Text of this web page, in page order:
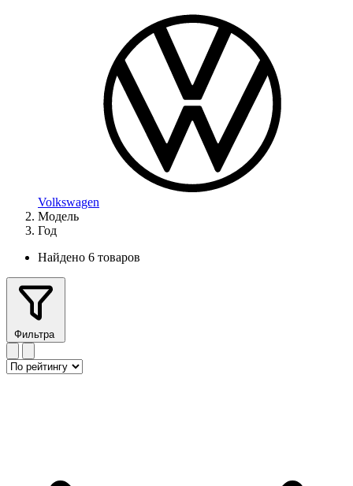
Volkswagen
Модель
Год
Найдено 6 товаров
Фильтра